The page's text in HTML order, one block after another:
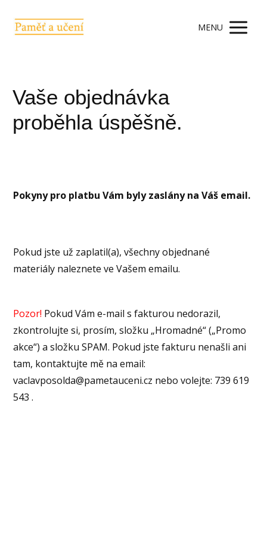
MENU
Vaše objednávka
proběhla úspěšně.
Pokyny pro platbu Vám byly zaslány na Váš email.
Pokud jste už zaplatil(a), všechny objednané
materiály naleznete ve Vašem emailu.
Pozor! Pokud Vám e-mail s fakturou nedorazil,
zkontrolujte si, prosím, složku „Hromadné“ („Promo
akce“) a složku SPAM. Pokud jste fakturu nenašli ani
tam, kontaktujte mě na email:
vaclavposolda@pametauceni.cz nebo volejte: 739 619
543 .